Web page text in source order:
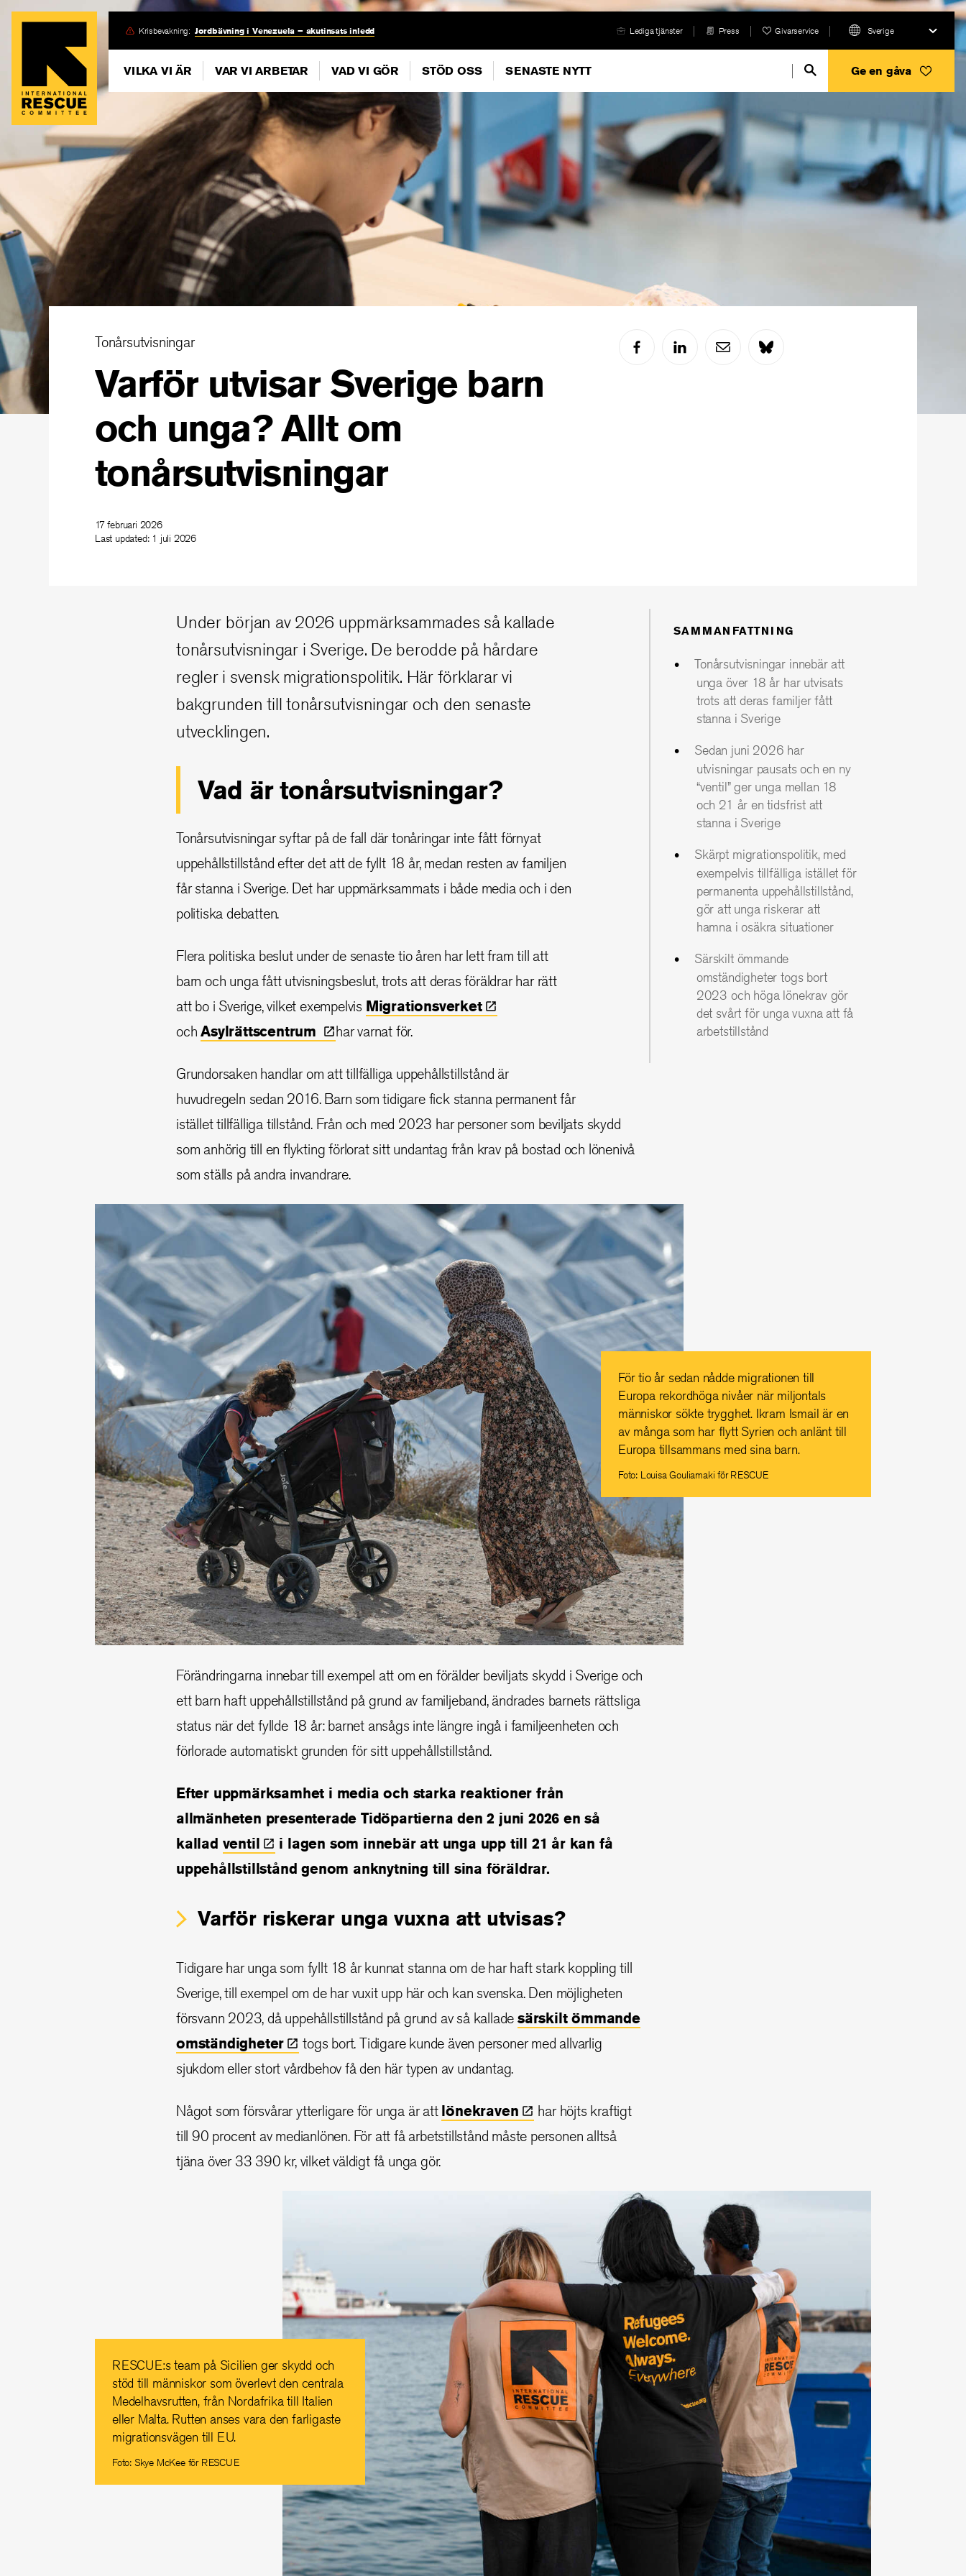
Skip
content
Krisbevakning: Jordbävning i Venezuela – akutinsats inledd Lediga tjänster Press Givarservice Sverige
VILKA VI ÄR VAR VI ARBETAR VAD VI GÖR STÖD OSS SENASTE NYTT Ge en gåva
Tonårsutvisningar
Varför utvisar Sverige barn
och unga? Allt om
tonårsutvisningar
17 februari 2026
Last updated: 1 juli 2026
SAMMANFATTNING
Tonårsutvisningar innebär att
unga över 18 år har utvisats
trots att deras familjer fått
stanna i Sverige
Sedan juni 2026 har
utvisningar pausats och en ny
“ventil” ger unga mellan 18
och 21 år en tidsfrist att
stanna i Sverige
Skärpt migrationspolitik, med
exempelvis tillfälliga istället för
permanenta uppehållstillstånd,
gör att unga riskerar att
hamna i osäkra situationer
Särskilt ömmande
omständigheter togs bort
2023 och höga lönekrav gör
det svårt för unga vuxna att få
arbetstillstånd
Under början av 2026 uppmärksammades så kallade
tonårsutvisningar i Sverige. De berodde på hårdare
regler i svensk migrationspolitik. Här förklarar vi
bakgrunden till tonårsutvisningar och den senaste
utvecklingen.
Vad är tonårsutvisningar?
Tonårsutvisningar syftar på de fall där tonåringar inte fått förnyat
uppehållstillstånd efter det att de fyllt 18 år, medan resten av familjen
får stanna i Sverige. Det har uppmärksammats i både media och i den
politiska debatten.
Flera politiska beslut under de senaste tio åren har lett fram till att
barn och unga fått utvisningsbeslut, trots att deras föräldrar har rätt
att bo i Sverige,vilket exempelvis Migrationsverket
ochAsylrättscentrum har varnat för.
Grundorsaken handlar om att tillfälliga uppehållstillstånd är
huvudregeln sedan 2016. Barn som tidigare fick stanna permanent får
istället tillfälliga tillstånd. Från och med 2023 har personer som beviljats skydd
som anhörig till en flykting förlorat sitt undantag från krav på bostad och lönenivå
som ställs på andra invandrare.
För tio år sedan nådde migrationen till
Europa rekordhöga nivåer när miljontals
människor sökte trygghet. Ikram Ismail är en
av många som har flytt Syrien och anlänt till
Europa tillsammans med sina barn.
Foto: Louisa Gouliamaki för RESCUE
Förändringarna innebar till exempel att om en förälder beviljats skydd i Sverige och
ett barn haft uppehållstillstånd på grund av familjeband, ändrades barnets rättsliga
status när det fyllde 18 år: barnet ansågs inte längre ingå i familjeenheten och
förlorade automatiskt grunden för sitt uppehållstillstånd.
Efter uppmärksamhet i media och starka reaktioner från
allmänheten presenterade Tidöpartierna den 2 juni 2026 en så
kallad ventil
i lagen som innebär att unga upp till 21 år kan få
uppehållstillstånd genom anknytning till sina föräldrar.
Varför riskerar unga vuxna att utvisas?
Tidigare har unga som fyllt 18 år kunnat stanna om de har haft stark koppling till
Sverige, till exempel om de har vuxit upp här och kan svenska. Den möjligheten
försvann 2023, då uppehållstillstånd på grund av så kallade särskilt ömmande
omständigheter
togs bort. Tidigare kunde även personer med allvarlig
sjukdom eller stort vårdbehov få den här typen av undantag.
Något som försvårar ytterligare för unga är att lönekraven
har höjts kraftigt
till 90 procent av medianlönen. För att få arbetstillstånd måste personen alltså
tjäna över 33 390 kr, vilket väldigt få unga gör.
RESCUE:s team på Sicilien ger skydd och
stöd till människor som överlevt den centrala
Medelhavsrutten, från Nordafrika till Italien
eller Malta. Rutten anses vara den farligaste
migrationsvägen till EU.
Foto: Skye McKee för RESCUE